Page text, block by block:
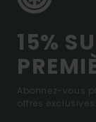
15%
Abonnez-vous
offres exclusives.